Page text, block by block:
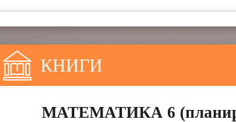
КНИГИ
МАТЕМАТИКА 6